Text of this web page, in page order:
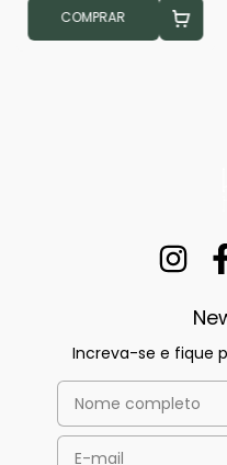
COMPRAR
Increva-se e fique